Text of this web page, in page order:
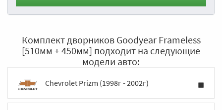
Комплект дворников Goodyear Frameless
[510мм + 450мм] подходит на следующие
модели авто:
Chevrolet Prizm (1998г - 2002г)